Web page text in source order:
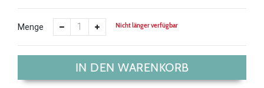
Menge Nicht länger verfügbar
IN DEN WARENKORB